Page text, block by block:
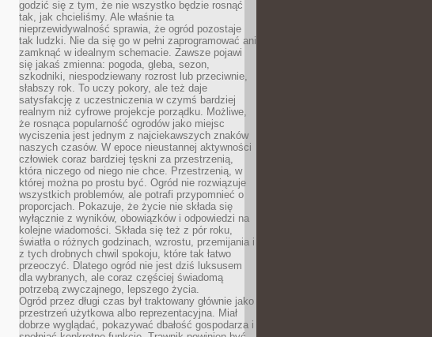
godzić się z tym, że nie wszystko będzie rosnąć
tak, jak chcieliśmy. Ale właśnie ta
nieprzewidywalność sprawia, że ogród pozostaje
tak ludzki. Nie da się go w pełni zaprogramować ani
zamknąć w idealnym schemacie. Zawsze pojawi
się jakaś zmienna: pogoda, gleba, sezon,
szkodniki, niespodziewany rozrost lub przeciwnie,
słabszy rok. To uczy pokory, ale też daje
satysfakcję z uczestniczenia w czymś bardziej
realnym niż cyfrowe projekcje porządku. Możliwe,
że rosnąca popularność ogrodów jako miejsc
wyciszenia jest jednym z najciekawszych znaków
naszych czasów. W epoce nieustannej aktywności
człowiek coraz bardziej tęskni za przestrzenią,
która niczego od niego nie chce. Przestrzenią, w
której można po prostu być. Ogród nie rozwiązuje
wszystkich problemów, ale potrafi przypomnieć o
proporcjach. Pokazuje, że życie nie składa się
wyłącznie z wyników, obowiązków i odpowiedzi na
kolejne wiadomości. Składa się też z pór roku,
światła o różnych godzinach, wzrostu, przemijania i
z tych drobnych chwil spokoju, które tak łatwo
przeoczyć. Dlatego ogród nie jest dziś luksusem
dla wybranych, ale coraz częściej świadomą
potrzebą zwyczajnego, lepszego życia.
Ogród przez długi czas był traktowany głównie jako
przestrzeń użytkowa albo reprezentacyjna. Miał
dobrze wyglądać, pokazywać dbałość gospodarza i